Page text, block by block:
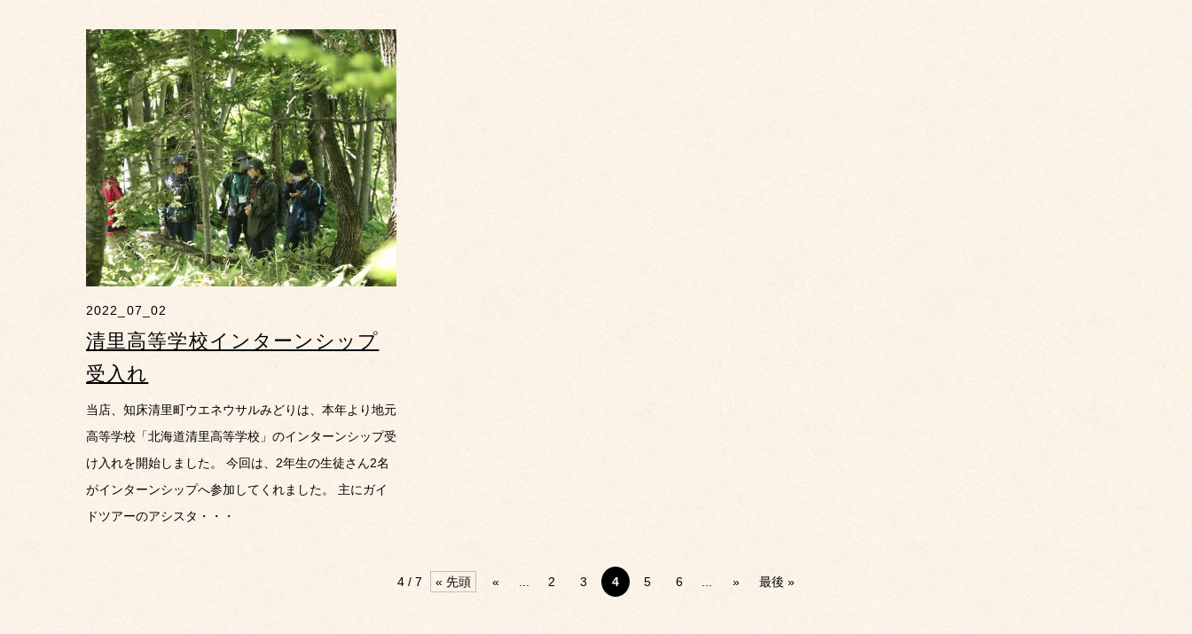
2022_07_02
清里高等学校インターンシップ
受入れ
当店、知床清里町ウエネウサルみどりは、本年より地元
高等学校「北海道清里高等学校」のインターンシップ受
け入れを開始しました。 今回は、2年生の生徒さん2名
がインターンシップへ参加してくれました。 主にガイ
ドツアーのアシスタ・・・
4 / 7 « 先頭 « 2 3 4 5 6 » 最後 »